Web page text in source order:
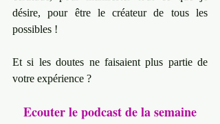
désire, pour être le créateur de tous les
possibles !
Et si les doutes ne faisaient plus partie de
votre expérience ?
Ecouter le podcast de la semaine